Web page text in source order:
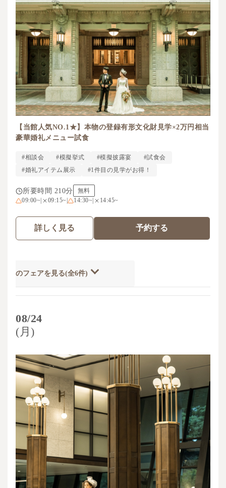
【当館人気NO.1★】本物の登録有形文化財見学×2万円相当
豪華婚礼メニュー試食
#相談会 #模擬挙式 #模擬披露宴
#試食会
#婚礼アイテム展示
#1件目の見学がお得！
所要時間 210分
無料
09:00~
09:15~ 14:30~ 14:45~
詳しく見る 予約する
催のフェアを見る(全6件)
08/24
(月)